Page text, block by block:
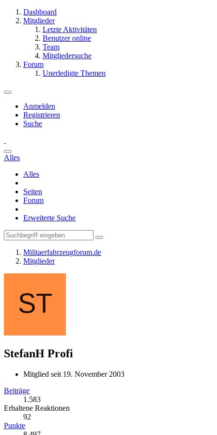
Dashboard
Mitglieder
Letzte Aktivitäten
Benutzer online
Team
Mitgliedersuche
Forum
Unerledigte Themen
Anmelden
Registrieren
Suche
Alles
Alles
Seiten
Forum
Erweiterte Suche
Militaerfahrzeugforum.de
Mitglieder
StefanH Profi
Mitglied seit 19. November 2003
Beiträge
1.583
Erhaltene Reaktionen
92
Punkte